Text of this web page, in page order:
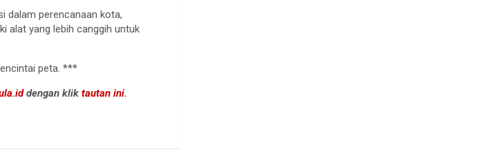
dalam perencanaan kota,
alat yang lebih canggih untuk
peta. ***
dengan klik tautan ini.